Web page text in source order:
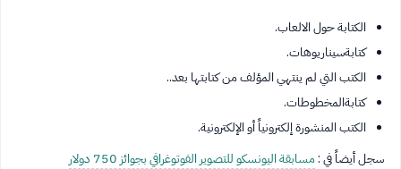
الكتابة حول الالعاب.
كتابةسيناريوهات.
الكتب التي لم ينتهي المؤلف من كتابتها بعد..
كتابةالمخطوطات.
الكتب المنشورة إلكترونياً أو الإلكترونية.
سجل أيضاً في :مسابقة اليونسكو للتصوير الفوتوغرافي بجوائز 750 دولار